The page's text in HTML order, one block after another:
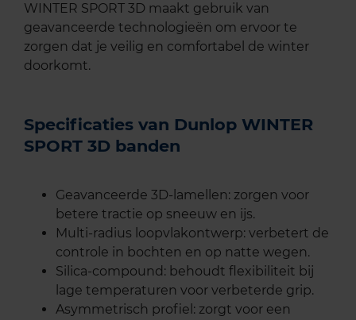
WINTER SPORT 3D maakt gebruik van
geavanceerde technologieën om ervoor te
zorgen dat je veilig en comfortabel de winter
doorkomt.
Specificaties van Dunlop WINTER
SPORT 3D banden
Geavanceerde 3D-lamellen: zorgen voor
betere tractie op sneeuw en ijs.
Multi-radius loopvlakontwerp: verbetert de
controle in bochten en op natte wegen.
Silica-compound: behoudt flexibiliteit bij
lage temperaturen voor verbeterde grip.
Asymmetrisch profiel: zorgt voor een